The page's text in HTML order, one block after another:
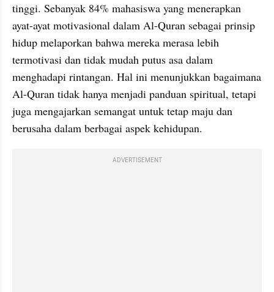
tinggi. Sebanyak 84% mahasiswa yang menerapkan
ayat-ayat motivasional dalam Al-Quran sebagai prinsip
hidup melaporkan bahwa mereka merasa lebih
termotivasi dan tidak mudah putus asa dalam
menghadapi rintangan. Hal ini menunjukkan bagaimana
Al-Quran tidak hanya menjadi panduan spiritual, tetapi
juga mengajarkan semangat untuk tetap maju dan
berusaha dalam berbagai aspek kehidupan.
ADVERTISEMENT